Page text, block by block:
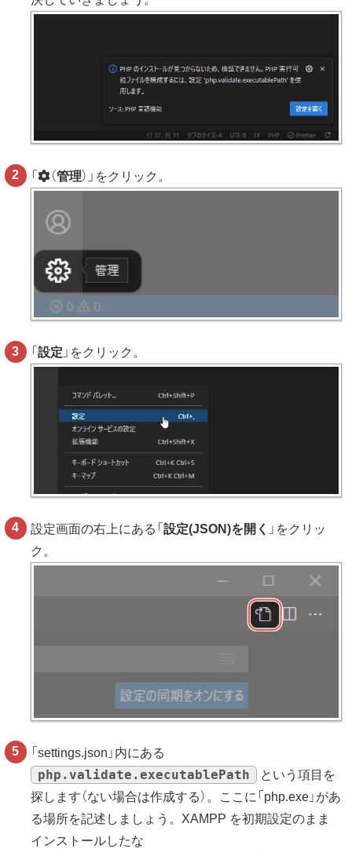
「 （管理）」をクリック。
「設定 」をクリック。
設定画面の右上にある「設定(JSON)を開く 」をクリッ
ク。
「settings.json」内にある
php.validate.executablePath
という項目を
探します（ない場合は作成する）。ここに「php.exe」があ
る場所を記述しましょう。XAMPP を初期設定のまま
インストールしたな